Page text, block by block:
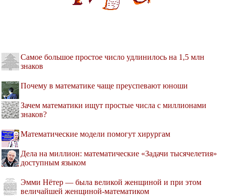
Самое большое простое число удлинилось на 1,5 млн
знаков
Почему в математике чаще преуспевают юноши
Зачем математики ищут простые числа с миллионами
знаков?
Математические модели помогут хирургам
Дела на миллион: математические «Задачи тысячелетия»
доступным языком
Эмми Нётер — была великой женщиной и при этом
величайшей женщиной-математиком